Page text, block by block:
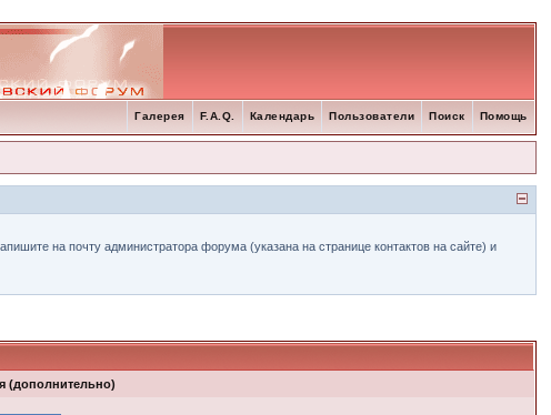
Помощь
Поиск
Пользователи
Календарь
F.A.Q.
Галерея
на почту администратора форума (указана на странице контактов на сайте) и
(дополнительно)